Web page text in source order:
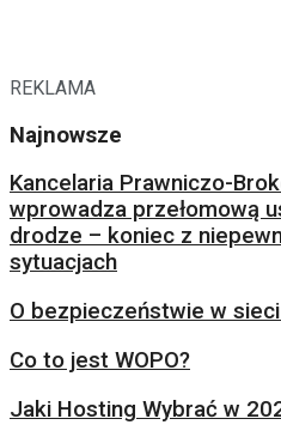
REKLAMA
Najnowsze
Kancelaria Prawniczo-
wprowadza przełomową
drodze – koniec z
sytuacjach
O bezpieczeństwie w
Co to jest WOPO?
Jaki Hosting Wybrać w